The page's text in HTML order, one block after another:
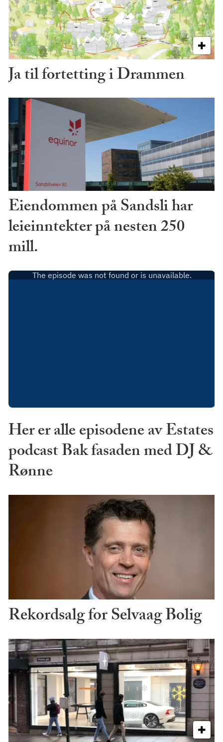
Ja til fortetting i Drammen
Eiendommen på Sandsli har
leieinntekter på nesten 250
mill.
Her er alle episodene av Estates
podcast Bak fasaden med DJ &
Rønne
Rekordsalg for Selvaag Bolig